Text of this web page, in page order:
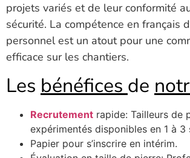
projets variés et de leur conformité
sécurité. La compétence en français
personnel est un atout pour une
efficace sur les chantiers.
Les bénéfices de
Recrutement rapide: Tailleurs de
expérimentés disponibles en 1 à 3
Papier pour s’inscrire en intérim.